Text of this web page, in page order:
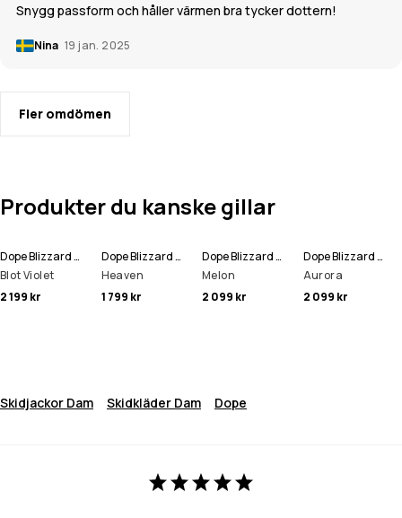
Snygg passform och håller värmen bra tycker dottern!
Nina 19 jan. 2025
Fler omdömen
Produkter du kanske gillar
Dope Blizzard W Full Zip Snowboardjacka Kvinna
Blot Violet
2 199 kr
Dope Blizzard W Skidbyxa Kvinna
Heaven
1 799 kr
Dope Blizzard W Snowboardjacka Kvinna
Melon
2 099 kr
Dope Blizzard W Snowboardjacka Kvinna
Aurora
2 099 kr
Skidjackor Dam Skidkläder Dam Dope